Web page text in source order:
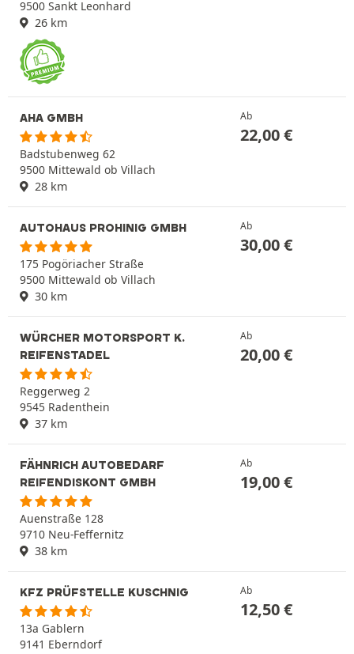
9500 Sankt Leonhard
26 km
AHA GMBH
Badstubenweg 62
9500 Mittewald ob Villach
28 km
Ab
22,00€
AUTOHAUS PROHINIG GMBH
175 Pogöriacher Straße
9500 Mittewald ob Villach
30 km
Ab
30,00€
WÜRCHER MOTORSPORT K.
REIFENSTADEL
Reggerweg 2
9545 Radenthein
37 km
Ab
20,00€
FÄHNRICH AUTOBEDARF
REIFENDISKONT GMBH
Auenstraße 128
9710 Neu-Feffernitz
38 km
Ab
19,00€
KFZ PRÜFSTELLE KUSCHNIG
13a Gablern
9141 Eberndorf
Ab
12,50€